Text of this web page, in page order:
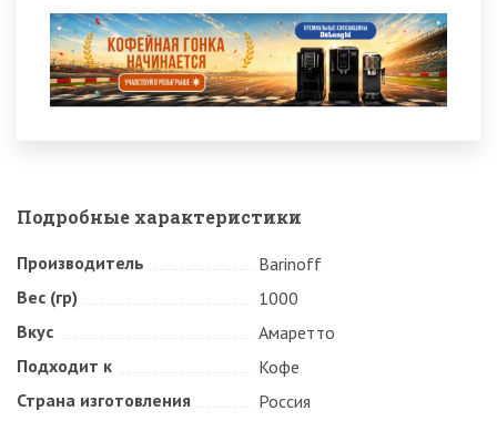
Подробные характеристики
Производитель
Barinoff
Вес (гр)
1000
Вкус
Амаретто
Подходит к
Кофе
Страна изготовления
Россия